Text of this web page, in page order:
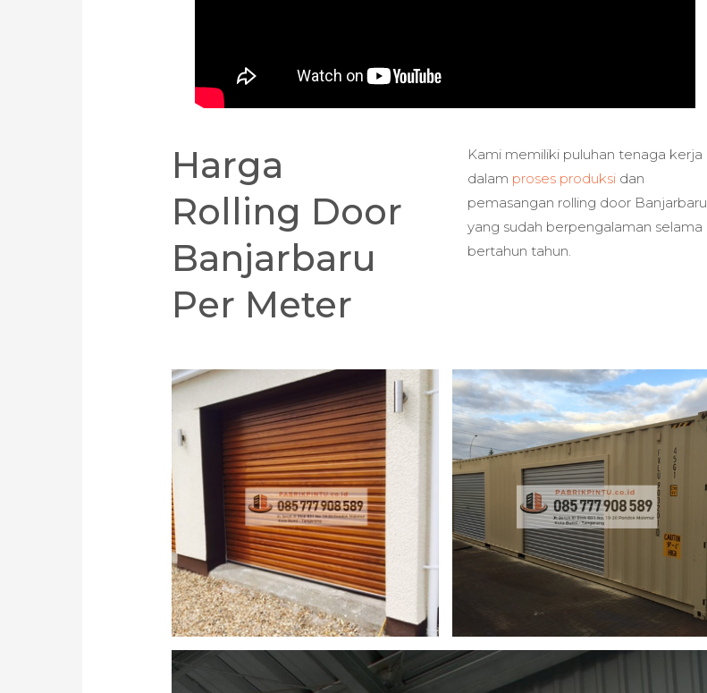
Harga
Rolling Door
Banjarbaru
Per Meter
Kami memiliki puluhan tenaga kerja
dalam proses produksi dan
pemasangan rolling door Banjarbaru
yang sudah berpengalaman selama
bertahun tahun.